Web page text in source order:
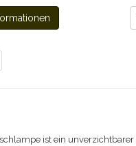
ist ein